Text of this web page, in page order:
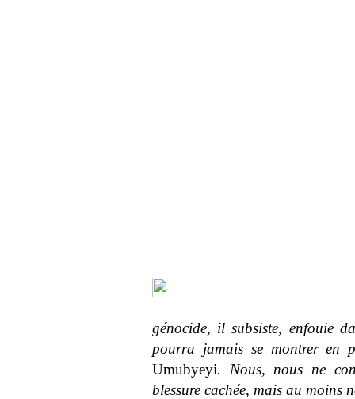
génocide, il subsiste, enfouie
pourra jamais se montrer en
Umubyeyi. Nous, nous ne
blessure cachée, mais au moins